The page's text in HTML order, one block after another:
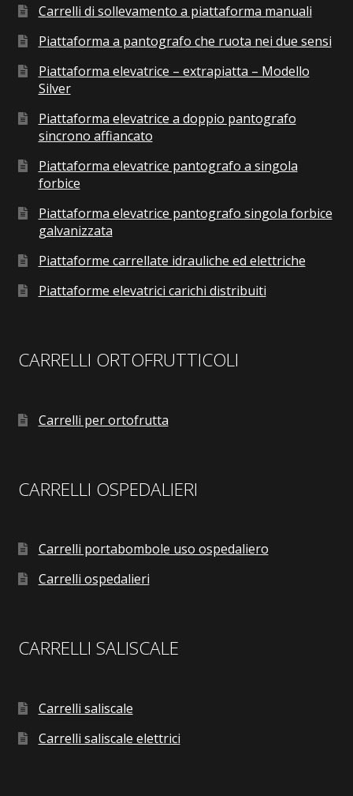
Carrelli di sollevamento a piattaforma manuali
Piattaforma a pantografo che ruota nei due sensi
Piattaforma elevatrice – extrapiatta – Modello
Silver
Piattaforma elevatrice a doppio pantografo
sincrono affiancato
Piattaforma elevatrice pantografo a singola
forbice
Piattaforma elevatrice pantografo singola forbice
galvanizzata
Piattaforme carrellate idrauliche ed elettriche
Piattaforme elevatrici carichi distribuiti
CARRELLI ORTOFRUTTICOLI
Carrelli per ortofrutta
CARRELLI OSPEDALIERI
Carrelli portabombole uso ospedaliero
Carrelli ospedalieri
CARRELLI SALISCALE
Carrelli saliscale
Carrelli saliscale elettrici